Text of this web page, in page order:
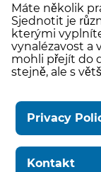
Máte několik
Sjednotit je
kterými
vynalézavost a
mohli přejít do
stejně, ale s
Privacy
Kontakt